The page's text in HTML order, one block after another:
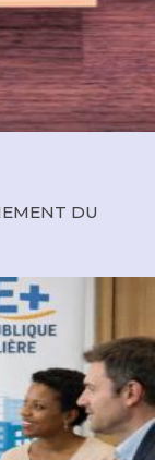
DU